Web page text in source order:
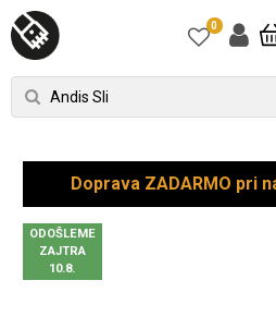
0
Doprava ZADARMO pri
ODOŠLEME
ZAJTRA
10.8.